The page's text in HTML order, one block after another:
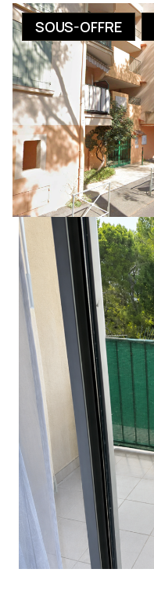
SOUS-OFFRE